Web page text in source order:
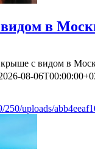
в
с видом в
08-
uploads/